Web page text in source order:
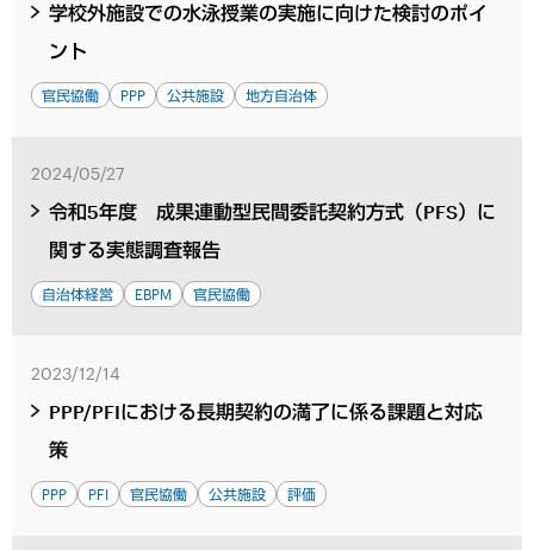
学校外施設での水泳授業の実施に向けた検討のポイ
ント
官民協働 PPP 公共施設 地方自治体
2024/05/27
令和5年度 成果連動型民間委託契約方式（PFS）に
関する実態調査報告
自治体経営 EBPM 官民協働
2023/12/14
PPP/PFIにおける長期契約の満了に係る課題と対応
策
PPP PFI 官民協働 公共施設 評価